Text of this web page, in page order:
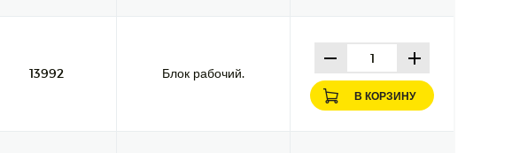
13992 Блок рабочий.
В КОРЗИНУ